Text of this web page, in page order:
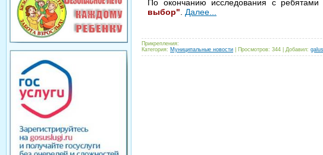
По окончанию исследования с
выбор"
Далее...
Прикрепления:
Категория: Муниципальные новости Просмотров: 344 | Добавил: